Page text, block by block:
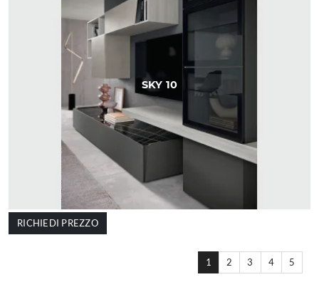
1 2 3 4 5
SKY 10
RICHIEDI PREZZO